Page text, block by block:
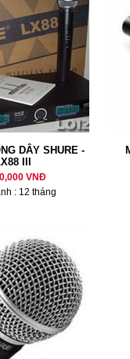
DÂY SHURE -
III
VNĐ
: 12 tháng